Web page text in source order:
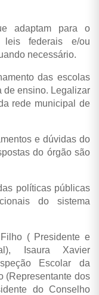
adaptam para o
leis federais e/ou
necessário.
das escolas
de ensino. Legalizar
rede municipal de
e dúvidas do
do órgão são
políticas públicas
do sistema
( Presidente e
Isaura Xavier
Escolar da
(Representante dos
do Conselho